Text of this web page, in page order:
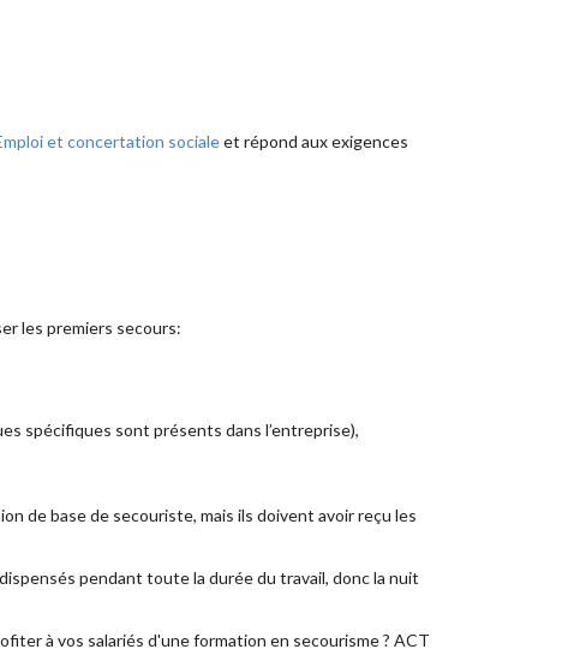
et concertation sociale et répond aux exigences
les premiers secours:
spécifiques sont présents dans l’entreprise),
de base de secouriste, mais ils doivent avoir reçu les
pendant toute la durée du travail, donc la nuit
à vos salariés d'une formation en secourisme ? ACT